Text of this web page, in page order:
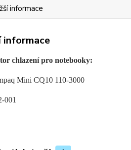
informace
informace
chlazení pro notebooky:
Mini CQ10 110-3000
001